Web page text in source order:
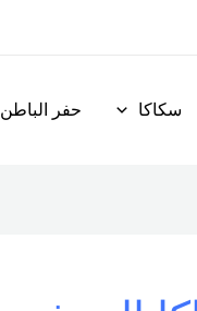
سكاكا حفر الباطن